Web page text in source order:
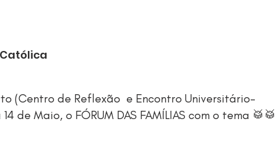
(Centro de Reflexão e Encontro Universitário-
de Maio, o FÓRUM DAS FAMÍLIAS com o tema 🥁🥁